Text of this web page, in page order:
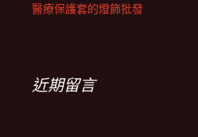
醫療保護套的燈飾批發
近期留言